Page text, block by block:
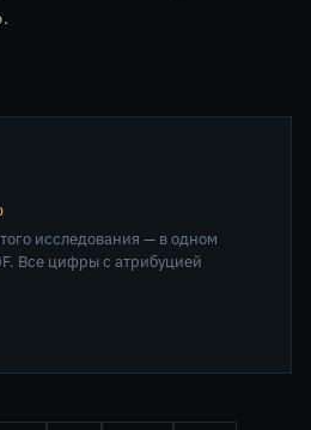
исследования — в одном
Все цифры с атрибуцией